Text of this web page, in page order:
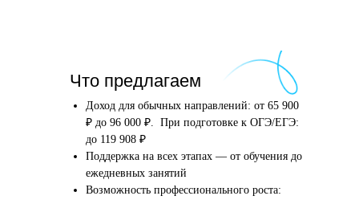
Что предлагаем
Доход для обычных направлений: от 65 900
₽ до 96 000 ₽. При подготовке к ОГЭ/ЕГЭ:
до 119 908 ₽
Поддержка на всех этапах — от обучения до
ежедневных занятий
Возможность профессионального роста:
после того, как вы
оставите заявку
Английский язык Школьные предметы